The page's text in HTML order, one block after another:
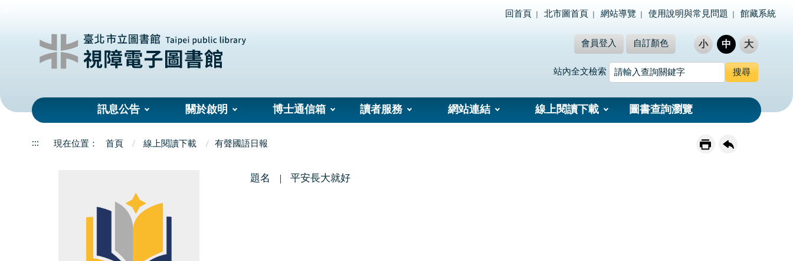
回首頁 北市圖首頁 網站導覽 使用說明與常見問題 館藏系統
會員登入 自訂顏色 小 中 大
站內全文檢索
訊息公告 關於啟明 博士通信箱 讀者服務 網站連結 線上閱讀下載 圖書查詢瀏覽
::: 首頁 線上閱讀下載 有聲國語日報
題名 平安長大就好